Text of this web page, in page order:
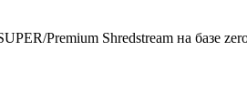
Premium Shredstream на базе